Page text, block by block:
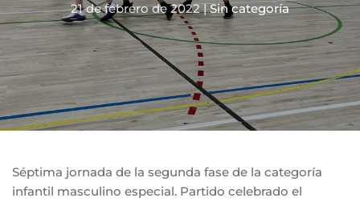
21 de febrero de 2022|Sin categoría
Séptima jornada de la segunda fase de la categoría
infantil masculino especial. Partido celebrado el